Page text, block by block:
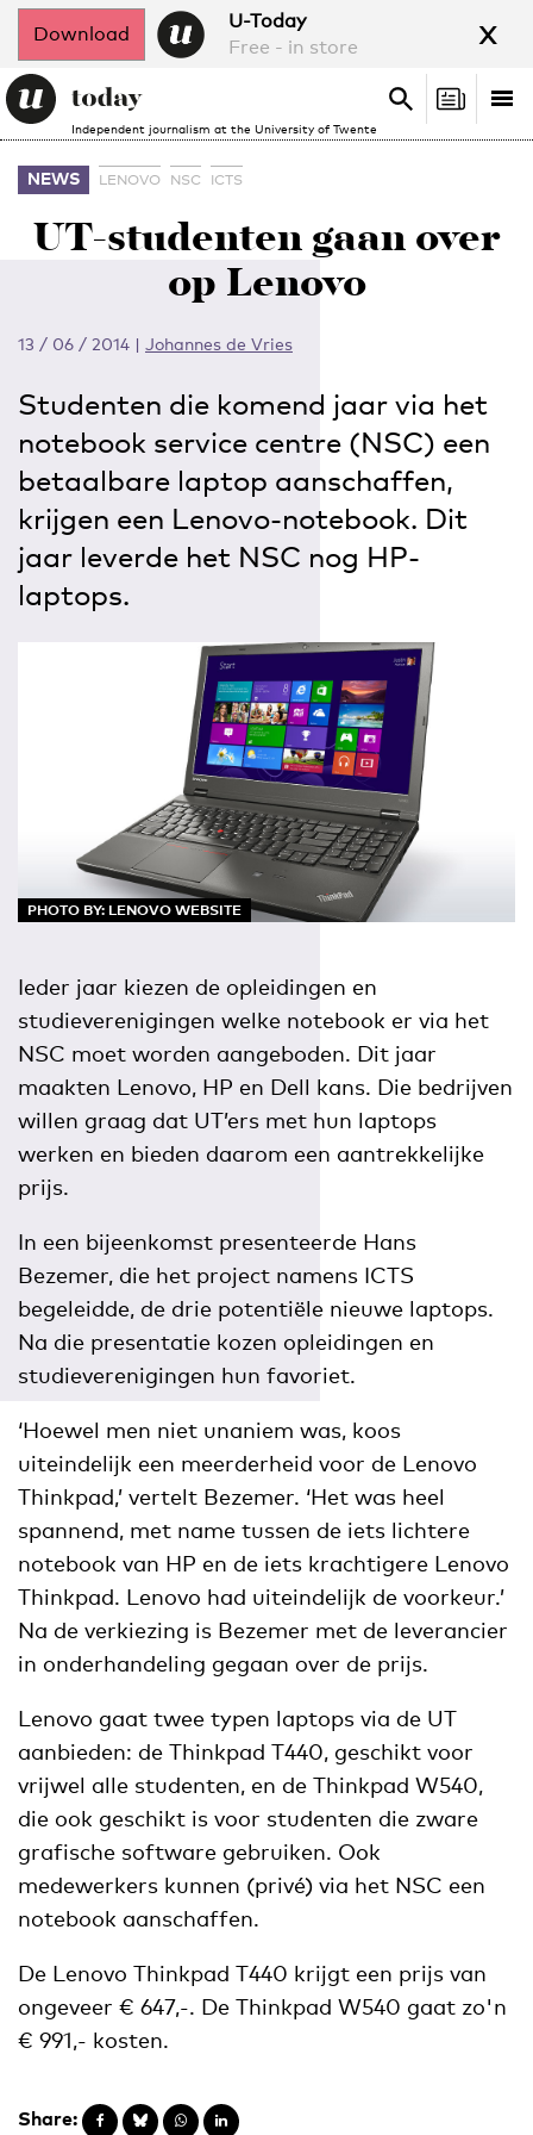
Download
U-Today
Free - in store
x
Independent journalism at the University of Twente
Search
Search
NEWS LENOVO NSC ICTS
UT-studenten gaan over
op Lenovo
13 / 06 / 2014 | Johannes de Vries
Studenten die komend jaar via het
notebook service centre (NSC) een
betaalbare laptop aanschaffen,
krijgen een Lenovo-notebook. Dit
jaar leverde het NSC nog HP-
laptops.
PHOTO BY: LENOVO WEBSITE
Ieder jaar kiezen de opleidingen en
studieverenigingen welke notebook er via het
NSC moet worden aangeboden. Dit jaar
maakten Lenovo, HP en Dell kans. Die bedrijven
willen graag dat UT’ers met hun laptops
werken en bieden daarom een aantrekkelijke
prijs.
In een bijeenkomst presenteerde Hans
Bezemer, die het project namens ICTS
begeleidde, de drie potentiële nieuwe laptops.
Na die presentatie kozen opleidingen en
studieverenigingen hun favoriet.
‘Hoewel men niet unaniem was, koos
uiteindelijk een meerderheid voor de Lenovo
Thinkpad,’ vertelt Bezemer. ‘Het was heel
spannend, met name tussen de iets lichtere
notebook van HP en de iets krachtigere Lenovo
Thinkpad. Lenovo had uiteindelijk de voorkeur.’
Na de verkiezing is Bezemer met de leverancier
in onderhandeling gegaan over de prijs.
Lenovo gaat twee typen laptops via de UT
aanbieden: de Thinkpad T440, geschikt voor
vrijwel alle studenten, en de Thinkpad W540,
die ook geschikt is voor studenten die zware
grafische software gebruiken. Ook
medewerkers kunnen (privé) via het NSC een
notebook aanschaffen.
De Lenovo Thinkpad T440 krijgt een prijs van
ongeveer € 647,-. De Thinkpad W540 gaat zo'n
€ 991,- kosten.
Share: